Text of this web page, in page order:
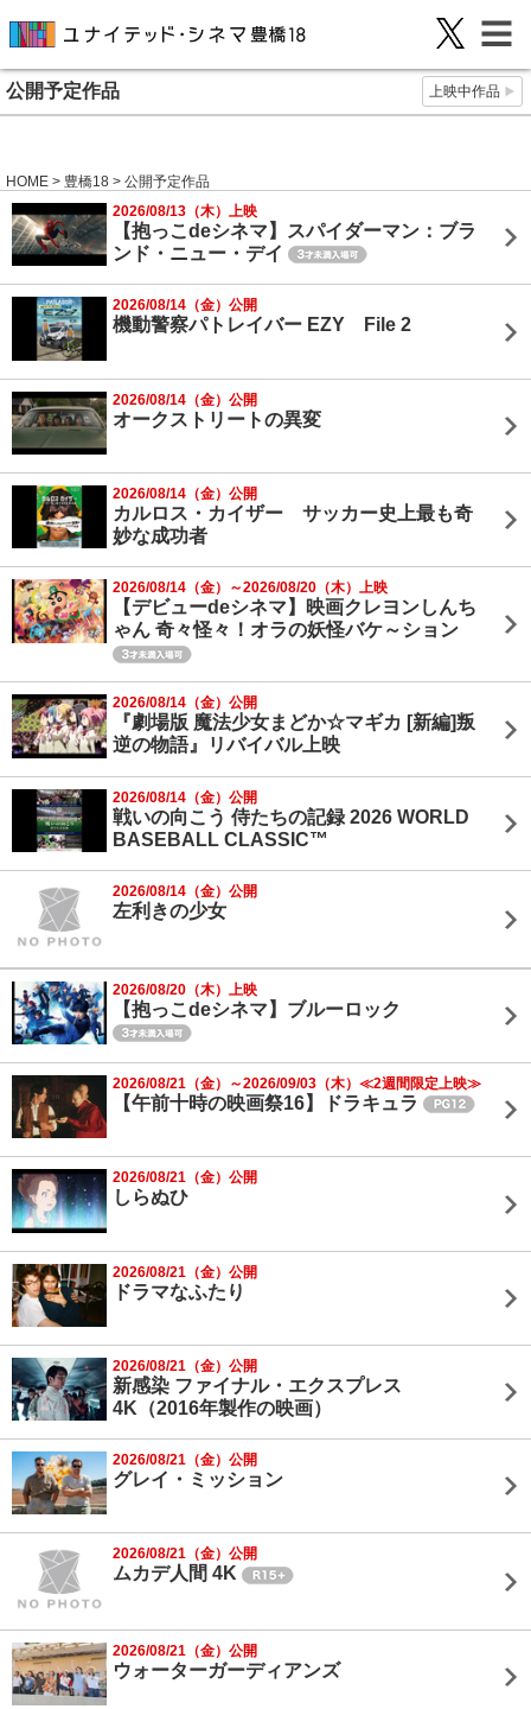
公開予定作品 上映中作品
HOME > 豊橋18 > 公開予定作品
2026/08/13（木）上映
【抱っこdeシネマ】スパイダーマン：ブラ
ンド・ニュー・デイ
2026/08/14（金）公開
機動警察パトレイバー EZY File 2
2026/08/14（金）公開
オークストリートの異変
2026/08/14（金）公開
カルロス・カイザー サッカー史上最も奇
妙な成功者
2026/08/14（金）～2026/08/20（木）上映
【デビューdeシネマ】映画クレヨンしんち
ゃん 奇々怪々！オラの妖怪バケ～ション
2026/08/14（金）公開
『劇場版 魔法少女まどか☆マギカ [新編]叛
逆の物語』リバイバル上映
2026/08/14（金）公開
戦いの向こう 侍たちの記録 2026 WORLD
BASEBALL CLASSIC™
2026/08/14（金）公開
左利きの少女
2026/08/20（木）上映
【抱っこdeシネマ】ブルーロック
2026/08/21（金）～2026/09/03（木）≪2週間限定上映≫
【午前十時の映画祭16】ドラキュラ
2026/08/21（金）公開
しらぬひ
2026/08/21（金）公開
ドラマなふたり
2026/08/21（金）公開
新感染 ファイナル・エクスプレス
4K（2016年製作の映画）
2026/08/21（金）公開
グレイ・ミッション
2026/08/21（金）公開
ムカデ人間 4K
2026/08/21（金）公開
ウォーターガーディアンズ